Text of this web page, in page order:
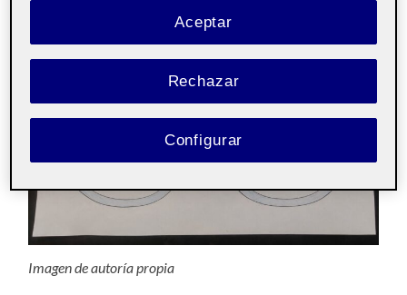
Imagen de autoría propia
Rechazar
Aceptar
Configurar